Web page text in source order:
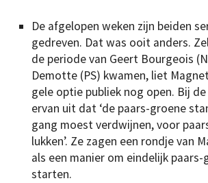
De afgelopen weken zijn beiden
gedreven. Dat was ooit anders.
de periode van Geert Bourgeois
Demotte (PS) kwamen, liet
gele optie publiek nog open. Bij
ervan uit dat ‘de paars-groene
gang moest verdwijnen, voor
lukken’. Ze zagen een rondje van
als een manier om eindelijk paars-
starten.